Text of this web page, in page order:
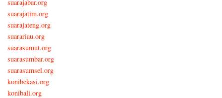
suarajabar.org
suarajatim.org
suarajateng.org
suarariau.org
suarasumut.org
suarasumbar.org
suarasumsel.org
konibekasi.org
konibali.org